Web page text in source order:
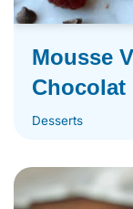
Mousse
Chocolat
Desserts